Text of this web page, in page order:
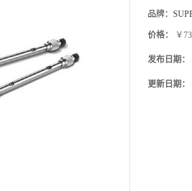
品牌：
价格： ￥
发布日期：
更新日期：